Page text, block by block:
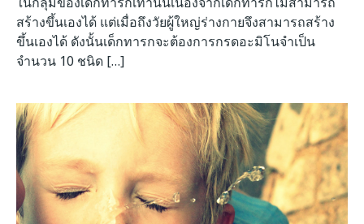
สร้างขึ้นเองได้ แต่เมื่อถึงวัยผู้ใหญ่ร่างกายจึงสามารถสร้าง
ขึ้นเองได้ ดังนั้นเด็กทารกจะต้องการกรดอะมิโนจำเป็น
จำนวน 10 ชนิด […]